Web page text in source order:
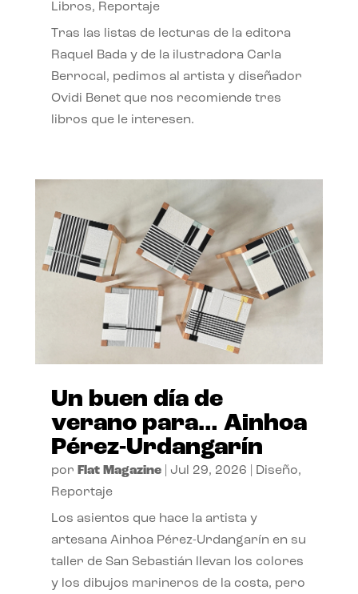
Libros, Reportaje
Tras las listas de lecturas de la editora
Raquel Bada y de la ilustradora Carla
Berrocal, pedimos al artista y diseñador
Ovidi Benet que nos recomiende tres
libros que le interesen.
Un buen día de
verano para… Ainhoa
Pérez-Urdangarín
por Flat Magazine| Jul 29, 2026 Diseño,
Reportaje
Los asientos que hace la artista y
artesana Ainhoa Pérez-Urdangarín en su
taller de San Sebastián llevan los colores
y los dibujos marineros de la costa, pero